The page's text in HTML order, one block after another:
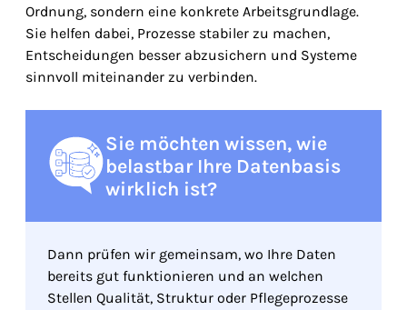
Ordnung, sondern eine konkrete Arbeitsgrundlage.
Sie helfen dabei, Prozesse stabiler zu machen,
Entscheidungen besser abzusichern und Systeme
sinnvoll miteinander zu verbinden.
Sie möchten wissen, wie
belastbar Ihre Datenbasis
wirklich ist?
Dann prüfen wir gemeinsam, wo Ihre Daten
bereits gut funktionieren und an welchen
Stellen Qualität, Struktur oder Pflegeprozesse